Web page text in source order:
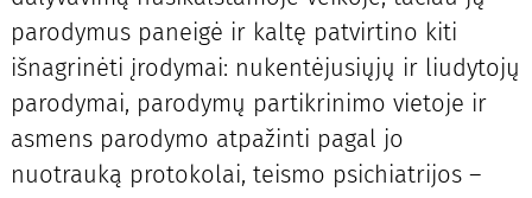
parodymus paneigė ir kaltę patvirtino kiti
išnagrinėti įrodymai: nukentėjusiųjų ir liudytojų
parodymai, parodymų partikrinimo vietoje ir
asmens parodymo atpažinti pagal jo
nuotrauką protokolai, teismo psichiatrijos –